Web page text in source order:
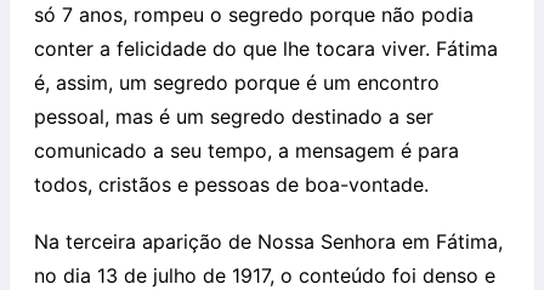
só 7 anos, rompeu o segredo porque não podia
conter a felicidade do que lhe tocara viver. Fátima
é, assim, um segredo porque é um encontro
pessoal, mas é um segredo destinado a ser
comunicado a seu tempo, a mensagem é para
todos, cristãos e pessoas de boa-vontade.
Na terceira aparição de Nossa Senhora em Fátima,
no dia 13 de julho de 1917, o conteúdo foi denso e